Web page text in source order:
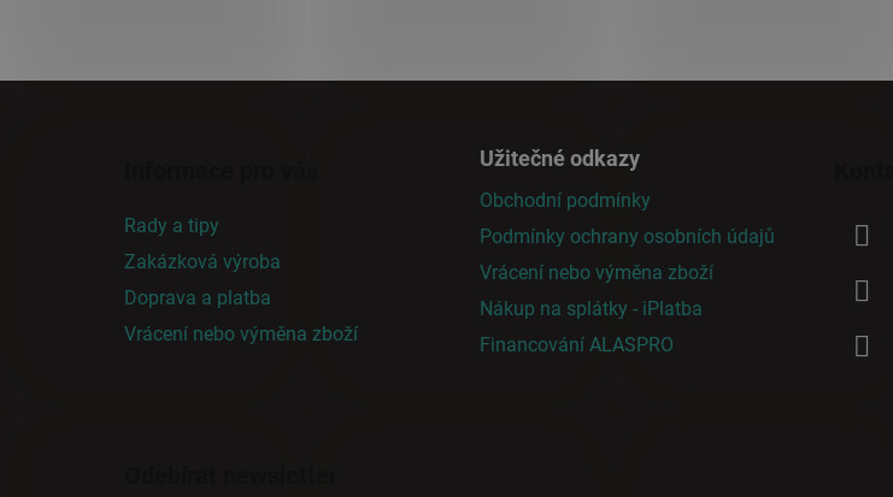
Rady a tipy
Zakázková výroba
Doprava a platba
Vrácení nebo výměna zboží
Užitečné odkazy
Obchodní podmínky
Podmínky ochrany osobních údajů
Vrácení nebo výměna zboží
Nákup na splátky - iPlatba
Financování ALASPRO